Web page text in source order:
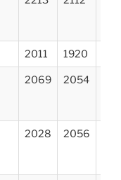
2011 1920
2069 2054
2028 2056